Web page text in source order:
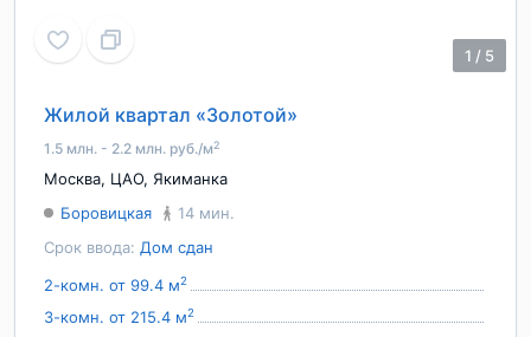
1 / 5
Жилой квартал «Золотой»
1.5 млн. - 2.2 млн. руб./м2
Москва, ЦАО, Якиманка
Срок ввода: Дом сдан
Боровицкая 14 мин.
2-комн. от 99.4 м2
3-комн. от 215.4 м2